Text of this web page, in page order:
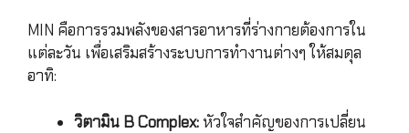
MIN คือการรวมพลังของสารอาหารที่ร่างกายต้องการใน
แต่ละวัน เพื่อเสริมสร้างระบบการทำงานต่างๆ ให้สมดุล
อาทิ:
วิตามิน B Complex:หัวใจสำคัญของการเปลี่ยน